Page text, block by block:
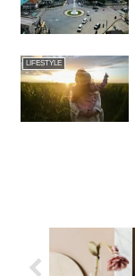
LIFESTYLE